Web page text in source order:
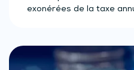
exonérées de la taxe